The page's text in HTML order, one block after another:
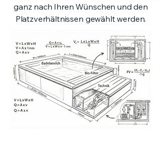
ganz nach Ihren Wünschen und den
Platzverhältnissen gewählt werden.